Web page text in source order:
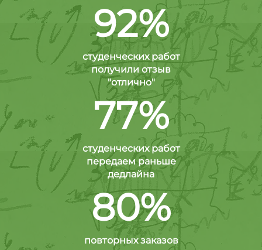
92%
студенческих работ
получили отзыв
"отлично"
77%
студенческих работ
передаем раньше
дедлайна
80%
повторных заказов